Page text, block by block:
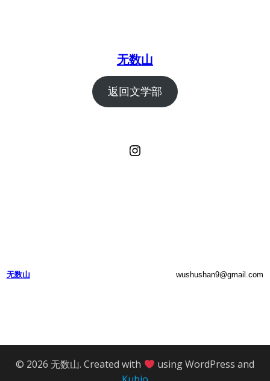
无数山
返回文学部
Instagram
无数山 wushushan9@gmail.com
© 2026 无数山. Created with
using WordPress and